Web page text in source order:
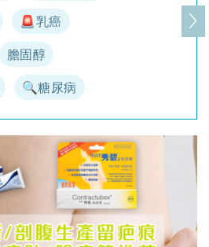
🚨乳癌
膽固醇
🔍糖尿病
下